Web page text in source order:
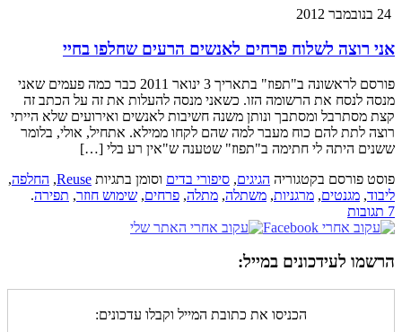
24 בנובמבר 2012
אני רוצה לשלוח פרחים לאנשים הרעים שחלפו בחיי
פורסם לראשונה ב"תפוז" בתאריך 3 ינואר 2011 כבר כמה פעמים שאני
מנסה לנסח את הרשומה הזו. כשאני מנסה להעלות את זה על הכתב זה
קצת מסתרבל ומסתבך ונותן משנה חשיבות לאנשים ואירועים שלא הייתי
רוצה לתת להם כוח מעבר למה שהם לקחו ממילא. אתחיל, אולי, בלומר
ששנים היתה לי חתימה ב"תפוז" שטענה ש"אין רע בלי […]
פוסט פורסם בקטגוריההגיגים,סיפורי בדיםוסומן בתגיותReuse
,החלפה,
ליבוד,מגנטים,מרגניות,משתלה,מתלה,פרחים,שימוש חוזר,תפירה.
הרשמו לעידכונים במייל:
הכניסו את כתובת המייל וקבלו עדכונים: